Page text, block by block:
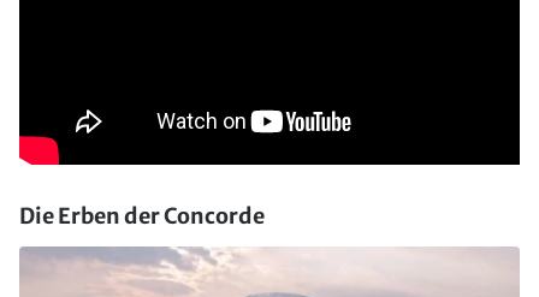
Die Erben der Concorde